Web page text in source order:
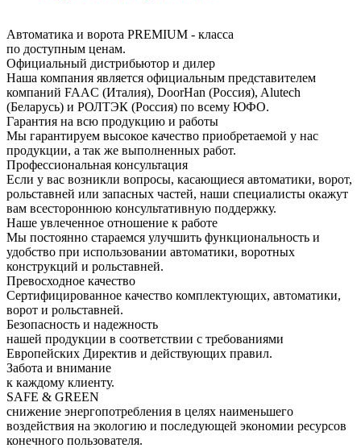
Автоматика и ворота PREMIUM - класса
по доступным ценам.
Официальный дистрибьютор и дилер
Наша компания является официальным представителем
компаний FAAC (Италия), DoorHan (Россия), Alutech
(Беларусь) и РОЛТЭК (Россия) по всему ЮФО.
Гарантия на всю продукцию и работы
Мы гарантируем высокое качество приобретаемой у нас
продукции, а так же выполненных работ.
Профессиональная консультация
Если у вас возникли вопросы, касающиеся автоматики, ворот,
рольставней или запасных частей, наши специалисты окажут
вам всестороннюю консультативную поддержку.
Наше увлеченное отношение к работе
Мы постоянно стараемся улучшить функциональность и
удобство при использовании автоматики, воротных
конструкций и рольставней.
Превосходное качество
Сертифицированное качество комплектующих, автоматики,
ворот и рольставней.
Безопасность и надежность
нашей продукции в соответствии с требованиями
Европейских Директив и действующих правил.
Забота и внимание
к каждому клиенту.
SAFE & GREEN
снижение энергопотребления в целях наименьшего
воздействия на экологию и последующей экономии ресурсов
конечного пользователя.